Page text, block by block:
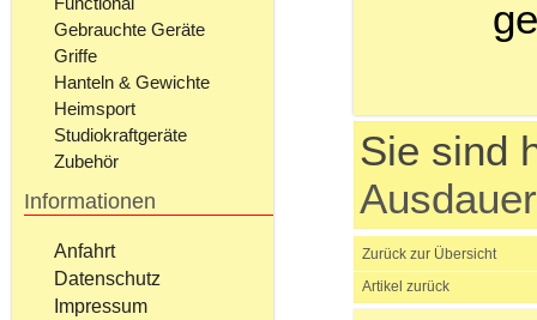
Gebrauchte Geräte
Griffe
Hanteln & Gewichte
Heimsport
Studiokraftgeräte
Zubehör
Informationen
Anfahrt
Datenschutz
Impressum
Sie sind
Ausdauer
Zurück zur Übersicht
Artikel zurück